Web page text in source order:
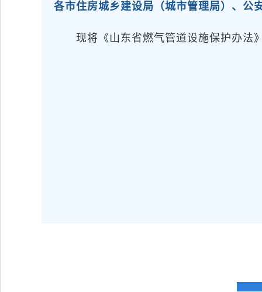
各市住房城乡建设局（城市管理局）、公
现将《山东省燃气管道设施保护办法